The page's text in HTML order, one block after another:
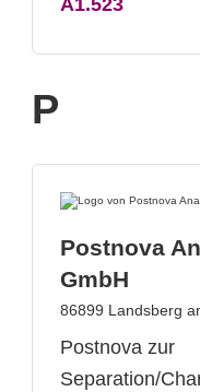
A1.523
P
Postnova
GmbH
86899 Landsberg
Postnova zur
Separation/